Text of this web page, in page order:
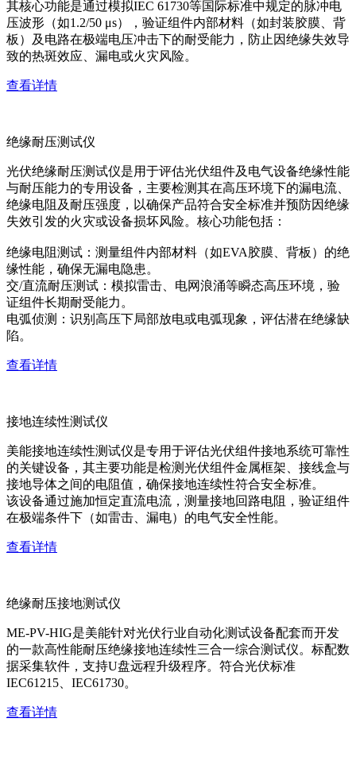
其核心功能是通过模拟IEC 61730等国际标准中规定的脉冲电
压波形（如1.2/50 μs），验证组件内部材料（如封装胶膜、背
板）及电路在极端电压冲击下的耐受能力，防止因绝缘失效导
致的热斑效应、漏电或火灾风险。
查看详情
绝缘耐压测试仪
光伏绝缘耐压测试仪是用于评估光伏组件及电气设备绝缘性能
与耐压能力的专用设备，主要检测其在高压环境下的漏电流、
绝缘电阻及耐压强度，以确保产品符合安全标准并预防因绝缘
失效引发的火灾或设备损坏风险。核心功能包括：
绝缘电阻测试：测量组件内部材料（如EVA胶膜、背板）的绝
缘性能，确保无漏电隐患。
交/直流耐压测试：模拟雷击、电网浪涌等瞬态高压环境，验
证组件长期耐受能力。
电弧侦测：识别高压下局部放电或电弧现象，评估潜在绝缘缺
陷。
查看详情
接地连续性测试仪
美能接地连续性测试仪是专用于评估光伏组件接地系统可靠性
的关键设备，其主要功能是检测光伏组件金属框架、接线盒与
接地导体之间的电阻值，确保接地连续性符合安全标准。
该设备通过施加恒定直流电流，测量接地回路电阻，验证组件
在极端条件下（如雷击、漏电）的电气安全性能。
查看详情
绝缘耐压接地测试仪
ME-PV-HIG是美能针对光伏行业自动化测试设备配套而开发
的一款高性能耐压绝缘接地连续性三合一综合测试仪。标配数
据采集软件，支持U盘远程升级程序。符合光伏标准
IEC61215、IEC61730。
查看详情